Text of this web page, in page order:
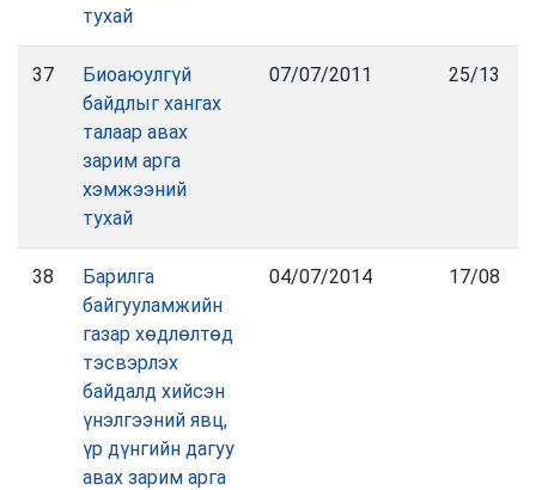
тухай
37
Биоаюулгүй
байдлыг хангах
талаар авах
зарим арга
хэмжээний
тухай
07/07/2011 25/13
38
Барилга
байгууламжийн
газар хөдлөлтөд
тэсвэрлэх
байдалд хийсэн
үнэлгээний явц,
үр дүнгийн дагуу
авах зарим арга
04/07/2014 17/08